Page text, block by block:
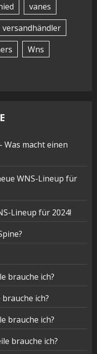
vanes
versandhändler
Wns
Was macht einen
WNS-Lineup für
Lineup für 2024!
brauche ich?
ich?
brauche ich?
brauche ich?